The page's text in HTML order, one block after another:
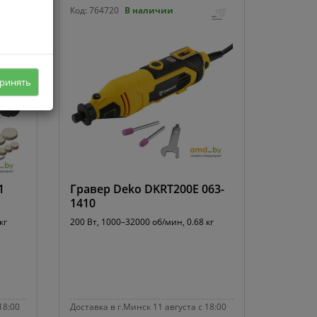
Код:764720 В наличии
Гравер Deko DKRT200E 063-
1410
200 Вт, 1000–32000 об/мин, 0.68 кг
Доставка в г.Минск 11 августа с 18:00